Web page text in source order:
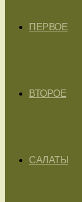
ПЕРВОЕ
ВТОРОЕ
САЛАТЫ